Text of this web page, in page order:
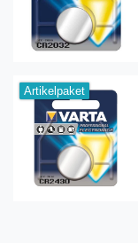
Artikelpaket